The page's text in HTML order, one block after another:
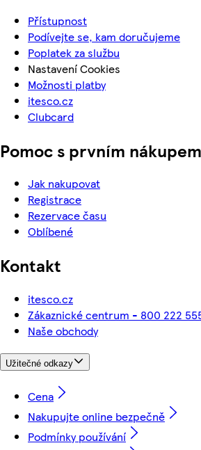
Přístupnost
Podívejte se, kam doručujeme
Poplatek za službu
Nastavení Cookies
Možnosti platby
itesco.cz
Clubcard
Pomoc s prvním nákupem
Jak nakupovat
Registrace
Rezervace času
Oblíbené
Kontakt
itesco.cz
Zákaznické centrum - 800 222
Naše obchody
Užitečné odkazy
Cena
Nakupujte online bezpečně
Podmínky používání